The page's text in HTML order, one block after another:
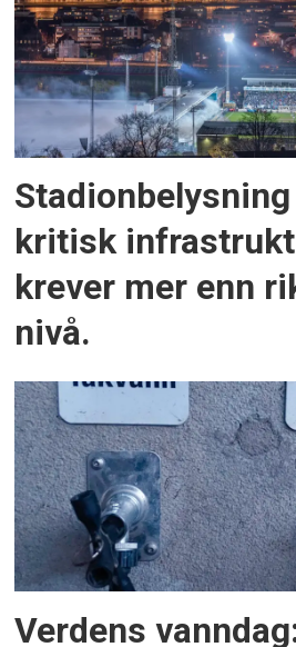
kritisk
krever mer enn
nivå.
Verdens